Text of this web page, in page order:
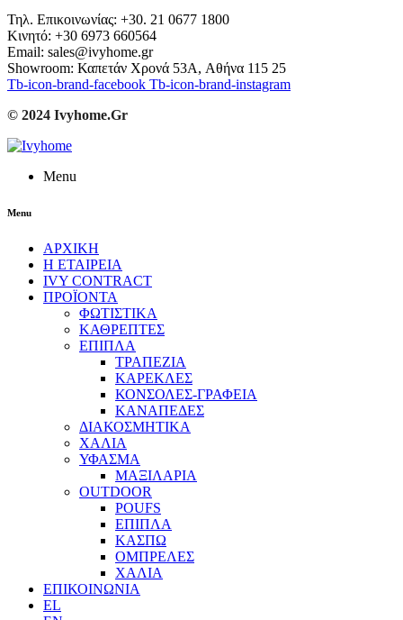
Τηλ. Επικοινωνίας: +30. 21 0677 1800
Κινητό: +30 6973 660564
Email: sales@ivyhome.gr
Showroom: Καπετάν Χρονά 53A, Αθήνα 115 25
Tb-icon-brand-facebook Tb-icon-brand-instagram
© 2024 Ivyhome.Gr
Menu
Menu
ΑΡΧΙΚΗ
Η ΕΤΑΙΡΕΙΑ
IVY CONTRACT
ΠΡΟΪΟΝΤΑ
ΦΩΤΙΣΤΙΚΑ
ΚΑΘΡΕΠΤΕΣ
ΕΠΙΠΛΑ
ΤΡΑΠΕΖΙΑ
ΚΑΡΕΚΛΕΣ
ΚΟΝΣΟΛΕΣ-ΓΡΑΦΕΙΑ
ΚΑΝΑΠΕΔΕΣ
ΔΙΑΚΟΣΜΗΤΙΚΑ
ΧΑΛΙΑ
ΥΦΑΣΜΑ
ΜΑΞΙΛΑΡΙΑ
OUTDOOR
POUFS
ΕΠΙΠΛΑ
ΚΑΣΠΩ
ΟΜΠΡΕΛΕΣ
ΧΑΛΙΑ
ΕΠΙΚΟΙΝΩΝΙΑ
EL